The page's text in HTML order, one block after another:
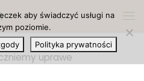
uprawe
aby świadczyć usługi na
poziomie.
Polityka prywatności